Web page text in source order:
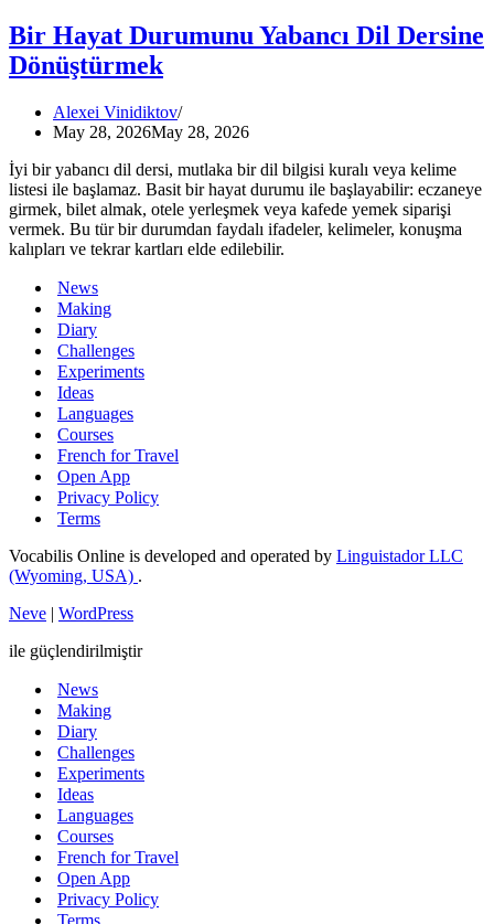
Bir Hayat Durumunu Yabancı Dil Dersine
Dönüştürmek
Alexei Vinidiktov
May 28, 2026May 28, 2026
İyi bir yabancı dil dersi, mutlaka bir dil bilgisi kuralı veya kelime
listesi ile başlamaz. Basit bir hayat durumu ile başlayabilir: eczaneye
girmek, bilet almak, otele yerleşmek veya kafede yemek siparişi
vermek. Bu tür bir durumdan faydalı ifadeler, kelimeler, konuşma
kalıpları ve tekrar kartları elde edilebilir.
News
Making
Diary
Challenges
Experiments
Ideas
Languages
Courses
French for Travel
Open App
Privacy Policy
Terms
Vocabilis Online is developed and operated by Linguistador LLC
(Wyoming, USA) .
Neve | WordPress
ile güçlendirilmiştir
News
Making
Diary
Challenges
Experiments
Ideas
Languages
Courses
French for Travel
Open App
Privacy Policy
Terms